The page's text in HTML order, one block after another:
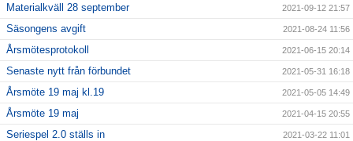
Materialkväll 28 september 2021-09-12 21:57
Säsongens avgift 2021-08-24 11:56
Årsmötesprotokoll 2021-06-15 20:14
Senaste nytt från förbundet 2021-05-31 16:18
Årsmöte 19 maj kl.19 2021-05-05 14:49
Årsmöte 19 maj 2021-04-15 20:55
Seriespel 2.0 ställs in 2021-03-22 11:01